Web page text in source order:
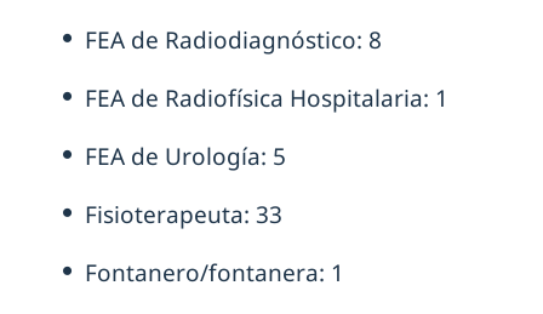
FEA de Radiodiagnóstico: 8
FEA de Radiofísica Hospitalaria: 1
FEA de Urología: 5
Fisioterapeuta: 33
Fontanero/fontanera: 1